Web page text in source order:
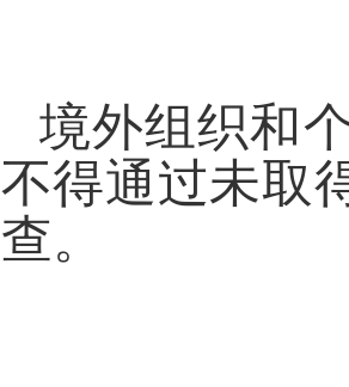
境外组织和
不得通过未取
查。